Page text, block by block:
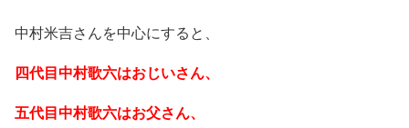
中村米吉さんを中心にすると、
四代目中村歌六はおじいさん、
五代目中村歌六はお父さん、